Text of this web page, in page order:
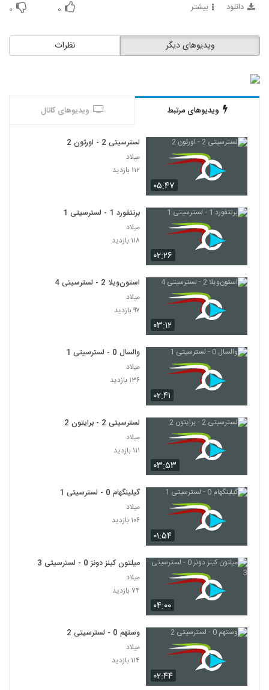
دانلود بیشتر ۰ ۰
نظرات ویدیوهای دیگر
ویدیوهای مرتبط ویدیوهای کانال
۰۵:۴۷
لسترسیتی 2 - اورتون 2
میلاد
۱۱۲ بازدید
۰۲:۲۶
برنتفورد 1 - لسترسیتی 1
میلاد
۱۱۸ بازدید
۰۳:۱۲
استون‌ویلا 2 - لسترسیتی 4
میلاد
۹۷ بازدید
۰۲:۴۱
والسال 0 - لسترسیتی 1
میلاد
۱۳۶ بازدید
۰۳:۵۳
لسترسیتی 2 - برایتون 2
میلاد
۱۱۱ بازدید
۰۱:۵۴
گیلینگهام 0 - لسترسیتی 1
میلاد
۱۰۶ بازدید
۰۴:۰۰
میلتون کینز دونز 0 - لسترسیتی 3
میلاد
۷۴ بازدید
۰۲:۴۴
وستهم 0 - لسترسیتی 2
میلاد
۱۱۴ بازدید